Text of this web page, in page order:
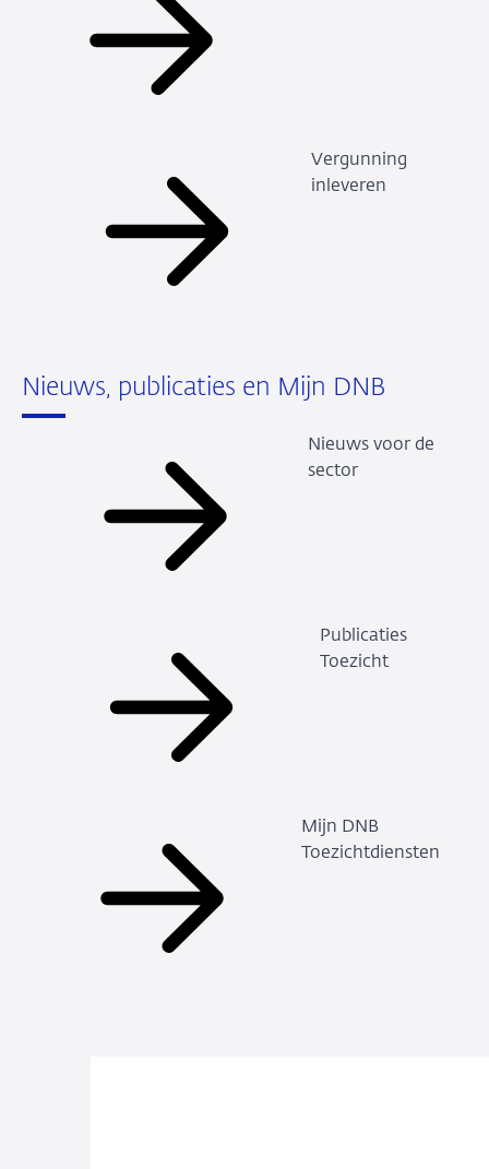
Vergunning
inleveren
Nieuws, publicaties en Mijn DNB
Nieuws voor de
sector
Publicaties
Toezicht
Mijn DNB
Toezichtdiensten